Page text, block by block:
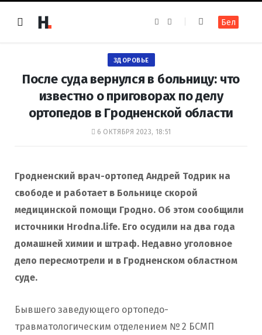
e
k
t
a
m
Бел
ЗДОРОВЬЕ
После суда вернулся в больницу: что
известно о приговорах по делу
ортопедов в Гродненской области
6 ОКТЯБРЯ 2023, 18:51
Гродненский врач-ортопед Андрей Тодрик на
свободе и работает в Больнице скорой
медицинской помощи Гродно. Об этом сообщили
источники Hrodna.life. Его осудили на два года
домашней химии и штраф. Недавно уголовное
дело пересмотрели и в Гродненском областном
суде.
Бывшего заведующего ортопедо-
травматологическим отделением № 2 БСМП